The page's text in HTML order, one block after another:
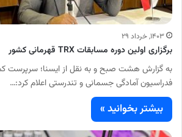
۱۴۰۳, خرداد ۲۹
برگزاری اولین دوره مسابقات TRX قهرمانی کشور
به گزارش هشت صبح و به نقل از ایسنا؛ سرپرست
فدراسیون آمادگی جسمانی و تندرستی اعلام کرد:…
بیشتر بخوانید »